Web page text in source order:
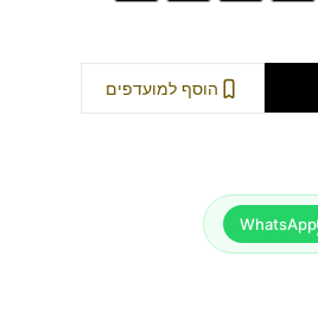
הוסף למועדפים
WhatsApp